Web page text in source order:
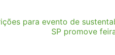
para evento de
SP promove